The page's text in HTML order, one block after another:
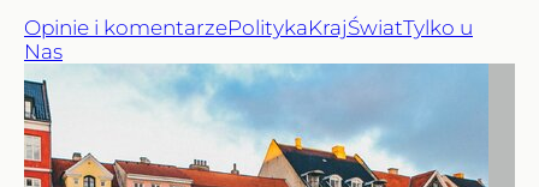
Opinie i komentarzePolitykaKrajŚwiatTylko u
Nas